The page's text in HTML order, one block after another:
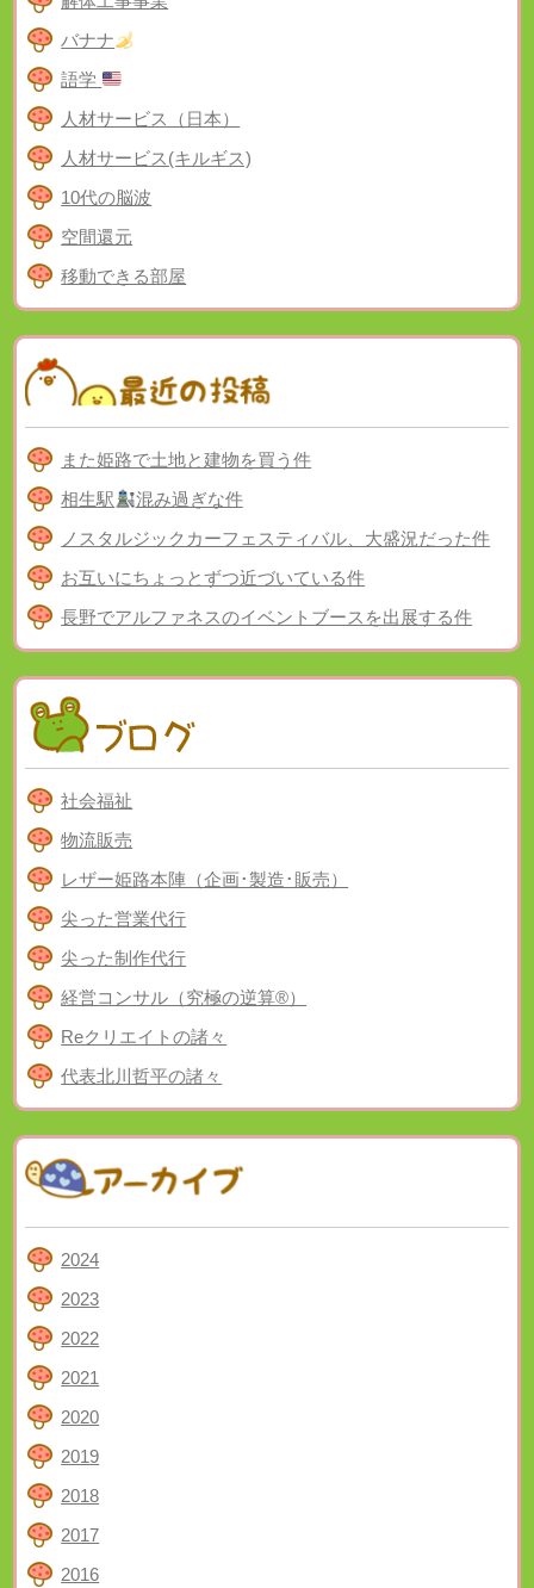
バナナ
語学
人材サービス（日本）
人材サービス(キルギス)
10代の脳波
空間還元
移動できる部屋
また姫路で土地と建物を買う件
相生駅
混み過ぎな件
ノスタルジックカーフェスティバル、大盛況だった件
お互いにちょっとずつ近づいている件
長野でアルファネスのイベントブースを出展する件
社会福祉
物流販売
レザー姫路本陣（企画･製造･販売）
尖った営業代行
尖った制作代行
経営コンサル（究極の逆算®）
Reクリエイトの諸々
代表北川哲平の諸々
2024
2023
2022
2021
2020
2019
2018
2017
2016